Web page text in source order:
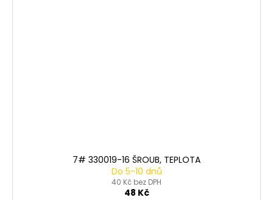
7# 330019-16 ŠROUB, TEPLOTA
Do 5-10 dnů
40 Kč bez DPH
48 Kč